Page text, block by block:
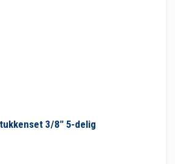
3/8" 5-delig